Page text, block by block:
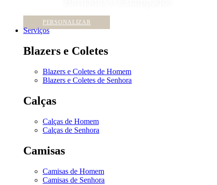
PERSONALIZAR
Serviços
Blazers e Coletes
Blazers e Coletes de Homem
Blazers e Coletes de Senhora
Calças
Calças de Homem
Calças de Senhora
Camisas
Camisas de Homem
Camisas de Senhora